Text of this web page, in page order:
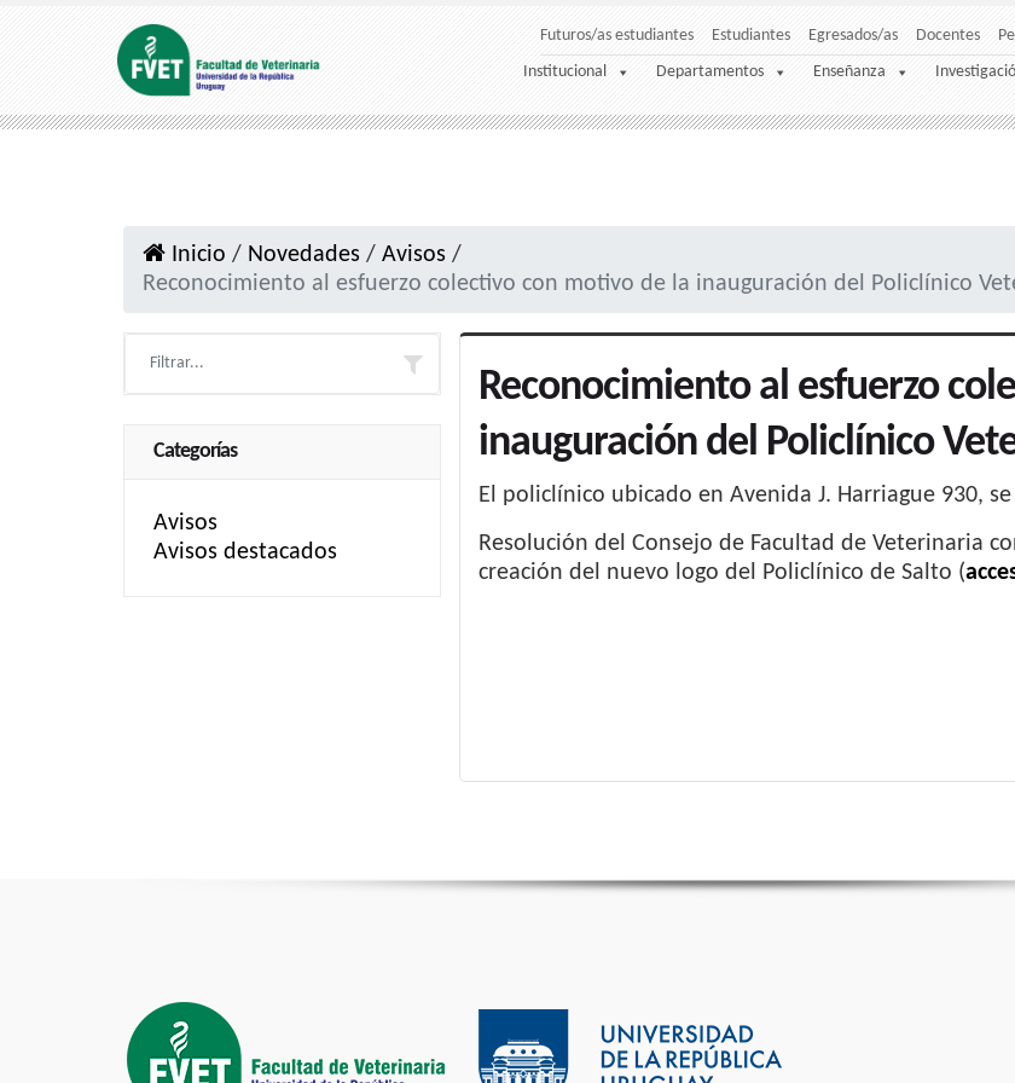
Futuros/as estudiantes Estudiantes Egresados/as Docentes
Institucional Departamentos Enseñanza
Inicio / Novedades / Avisos /
Reconocimiento al esfuerzo colectivo con motivo de la inauguración del Policlínico
Categorías
Avisos
Avisos destacados
Reconocimiento al esfuerzo
inauguración del Policlínico
El policlínico ubicado en Avenida J. Harriague 930,
Resolución del Consejo de Facultad de Veterinaria
creación del nuevo logo del Policlínico de Salto (